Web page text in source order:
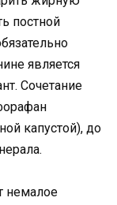
постной
является
Сочетание
капустой), до
немалое